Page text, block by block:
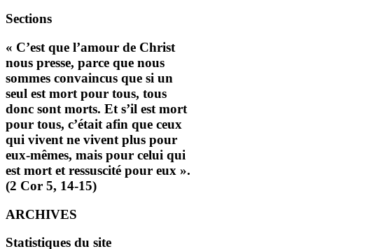
Sections
« C’est que l’amour de Christ
nous presse, parce que nous
sommes convaincus que si un
seul est mort pour tous, tous
donc sont morts. Et s’il est mort
pour tous, c’était afin que ceux
qui vivent ne vivent plus pour
eux-mêmes, mais pour celui qui
est mort et ressuscité pour eux ».
(2 Cor 5, 14-15)
ARCHIVES
Statistiques du site